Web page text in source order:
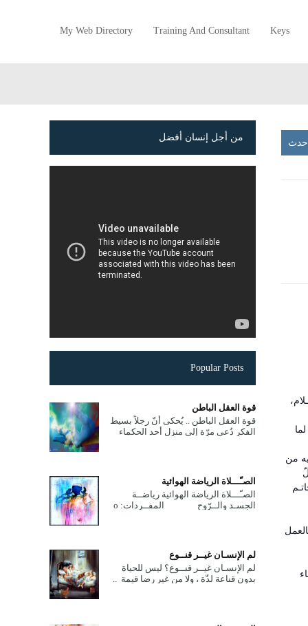
Keys
Training And Consultant
My Web Directory
من
من أجل إنسان أفضل
Popular Posts
قوة العقل الباطن
قوة العقل الباطن .. يُحكى أنّ رجلاً بسيط
الفكر دُعي مرّة إلى منزل أحد الحكماء
الصـّـــلاة الرياضة الهوائية
الصـّـــلاة الرياضة الهوائية رياضــة
الجسـد والــرّوح المفــردات: ο
لم الإنسـان غيــر قنــوع
لم الإنسـان غيــر قنــوع؟ ليس للحياة
بدون قناعة لذّة ، ولا من غير رضا قيمة ..